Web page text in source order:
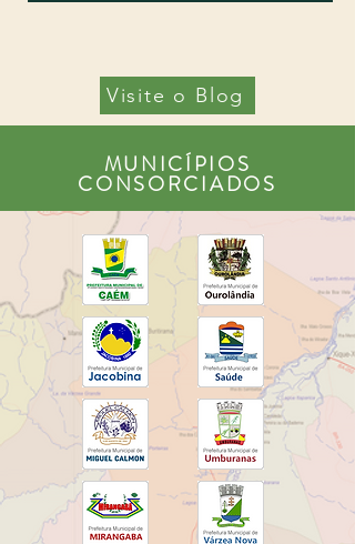
MUNICÍPIOS
CONSORCIADOS
Visite o Blog